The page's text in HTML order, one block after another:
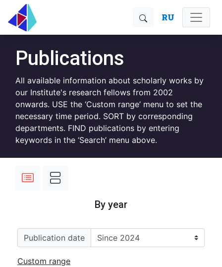
RU
Publications
All available information about scholarly works by
our Institute's research fellows from 2002
onwards. USE the ‘Custom range’ menu to set the
necessary time period. SORT by corresponding
departments. FIND publications by entering
keywords in the ‘Search’ menu above.
By year
Publication date
Custom range